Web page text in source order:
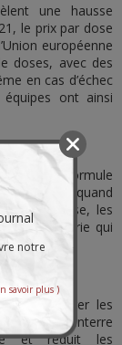
une hausse
le prix par dose
européenne
doses, avec des
en cas d’échec
ont ainsi
selon la formule
peut livrer quand
À l’inverse, les
asymétrie qui
ni transférer les
qui enterre
et réduit les
notre
savoir plus )